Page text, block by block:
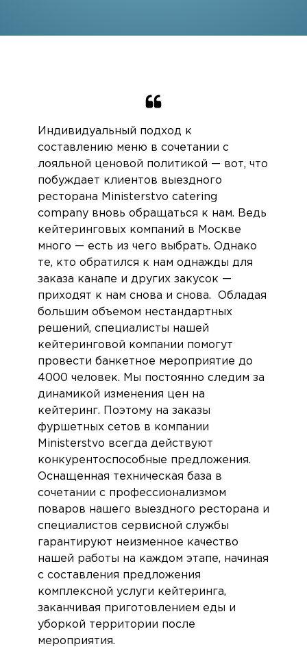
Индивидуальный подход к
составлению меню в сочетании с
лояльной ценовой политикой — вот, что
побуждает клиентов выездного
ресторана Ministerstvo catering
company вновь обращаться к нам. Ведь
кейтеринговых компаний в Москве
много — есть из чего выбрать. Однако
те, кто обратился к нам однажды для
заказа канапе и других закусок —
приходят к нам снова и снова. Обладая
большим объемом нестандартных
решений, специалисты нашей
кейтеринговой компании помогут
провести банкетное мероприятие до
4000 человек. Мы постоянно следим за
динамикой изменения цен на
кейтеринг. Поэтому на заказы
фуршетных сетов в компании
Ministerstvo всегда действуют
конкурентоспособные предложения.
Оснащенная техническая база в
сочетании с профессионализмом
поваров нашего выездного ресторана и
специалистов сервисной службы
гарантируют неизменное качество
нашей работы на каждом этапе, начиная
с составления предложения
комплексной услуги кейтеринга,
заканчивая приготовлением еды и
уборкой территории после
мероприятия.